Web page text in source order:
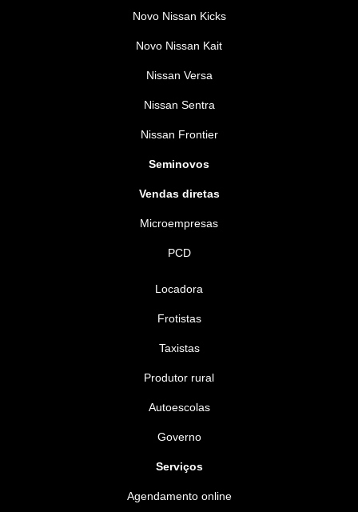
Novo Nissan Kicks
Novo Nissan Kait
Nissan Versa
Nissan Sentra
Nissan Frontier
Seminovos
Vendas diretas
Microempresas
PCD
Locadora
Frotistas
Taxistas
Produtor rural
Autoescolas
Governo
Serviços
Agendamento online